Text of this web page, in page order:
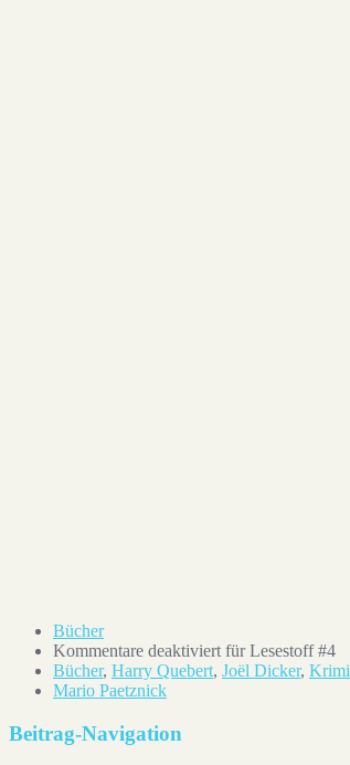
Bücher
Kommentare deaktiviert für Lesestoff #4
Bücher, Harry Quebert, Joël Dicker, Krimi
Mario Paetznick
Beitrag-Navigation